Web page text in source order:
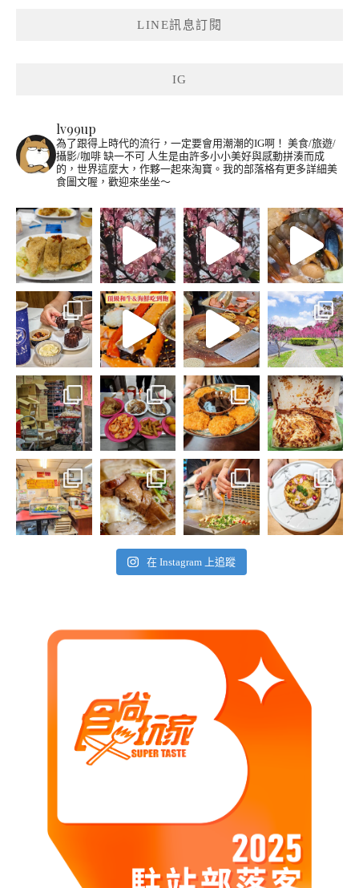
LINE訊息訂閱
IG
lv99up
為了跟得上時代的流行，一定要會用潮潮的IG啊！ 美食/旅遊/
攝影/咖啡 缺一不可 人生是由許多小小美好與感動拼湊而成
的，世界這麼大，作夥一起來淘寶。我的部落格有更多詳細美
食圖文喔，歡迎來坐坐～
在 Instagram 上追蹤